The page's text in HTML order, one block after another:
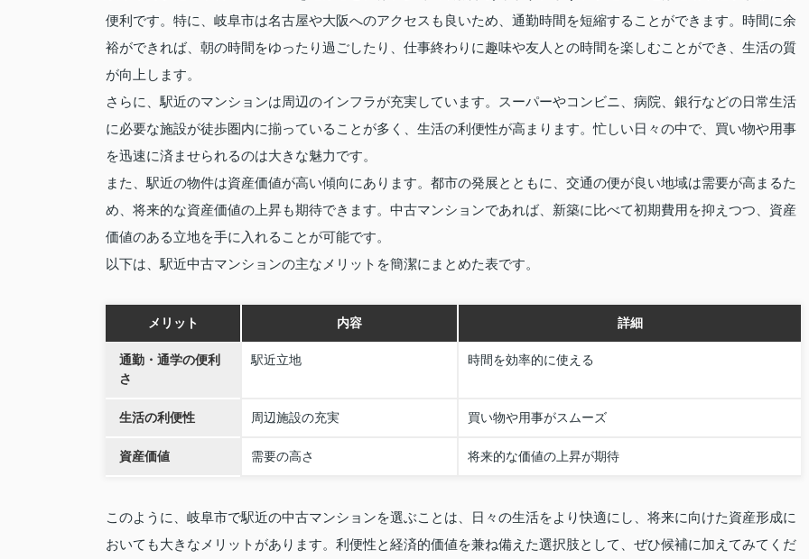
便利です。特に、岐阜市は名古屋や大阪へのアクセスも良いため、通勤時間を短縮することができます。時間に余
裕ができれば、朝の時間をゆったり過ごしたり、仕事終わりに趣味や友人との時間を楽しむことができ、生活の質
が向上します。
さらに、駅近のマンションは周辺のインフラが充実しています。スーパーやコンビニ、病院、銀行などの日常生活
に必要な施設が徒歩圏内に揃っていることが多く、生活の利便性が高まります。忙しい日々の中で、買い物や用事
を迅速に済ませられるのは大きな魅力です。
また、駅近の物件は資産価値が高い傾向にあります。都市の発展とともに、交通の便が良い地域は需要が高まるた
め、将来的な資産価値の上昇も期待できます。中古マンションであれば、新築に比べて初期費用を抑えつつ、資産
価値のある立地を手に入れることが可能です。
以下は、駅近中古マンションの主なメリットを簡潔にまとめた表です。
メリット 内容 詳細
通勤・通学の便利
さ
駅近立地 時間を効率的に使える
生活の利便性 周辺施設の充実 買い物や用事がスムーズ
資産価値 需要の高さ 将来的な価値の上昇が期待
このように、岐阜市で駅近の中古マンションを選ぶことは、日々の生活をより快適にし、将来に向けた資産形成に
おいても大きなメリットがあります。利便性と経済的価値を兼ね備えた選択肢として、ぜひ候補に加えてみてくだ